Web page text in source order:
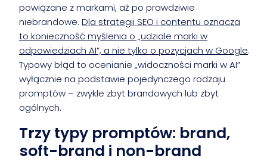
powiązane z markami, aż po prawdziwie
niebrandowe. Dla strategii SEO i contentu oznacza
to konieczność myślenia o „udziale marki w
odpowiedziach AI”, a nie tylko o pozycjach w Google.
Typowy błąd to ocenianie „widoczności marki w AI”
wyłącznie na podstawie pojedynczego rodzaju
promptów – zwykle zbyt brandowych lub zbyt
ogólnych.
Trzy typy promptów: brand,
soft-brand i non-brand